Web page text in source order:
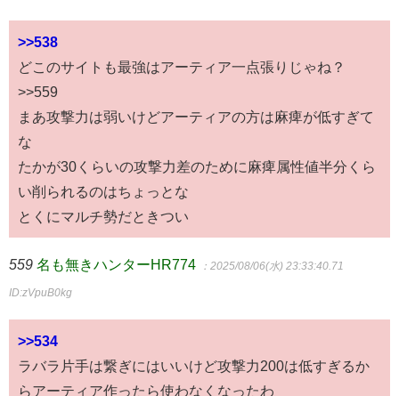
>>538
どこのサイトも最強はアーティア一点張りじゃね？
>>559
まあ攻撃力は弱いけどアーティアの方は麻痺が低すぎて
な
たかが30くらいの攻撃力差のために麻痺属性値半分くら
い削られるのはちょっとな
とくにマルチ勢だときつい
559 名も無きハンターHR774 ：2025/08/06(水) 23:33:40.71
ID:zVpuB0kg
>>534
ラバラ片手は繋ぎにはいいけど攻撃力200は低すぎるか
らアーティア作ったら使わなくなったわ